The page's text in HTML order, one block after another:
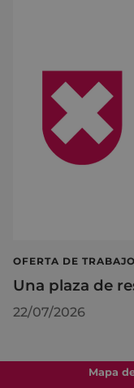
OFERTA DE TRABAJO
Una plaza de
22/07/2026
Mapa